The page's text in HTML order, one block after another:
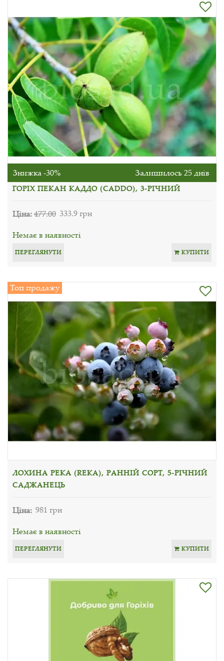
Знижка -30% Залишилось 25 днів
ГОРІХ ПЕКАН КАДДО (CADDO), 3-РІЧНИЙ
Ціна:477.00 333.9 грн
Немає в наявності
ПЕРЕГЛЯНУТИ КУПИТИ
Топ продажу
ЛОХИНА РЕКА (REKA), РАННІЙ СОРТ, 5-РІЧНИЙ
САДЖАНЕЦЬ
Ціна: 981 грн
Немає в наявності
ПЕРЕГЛЯНУТИ КУПИТИ